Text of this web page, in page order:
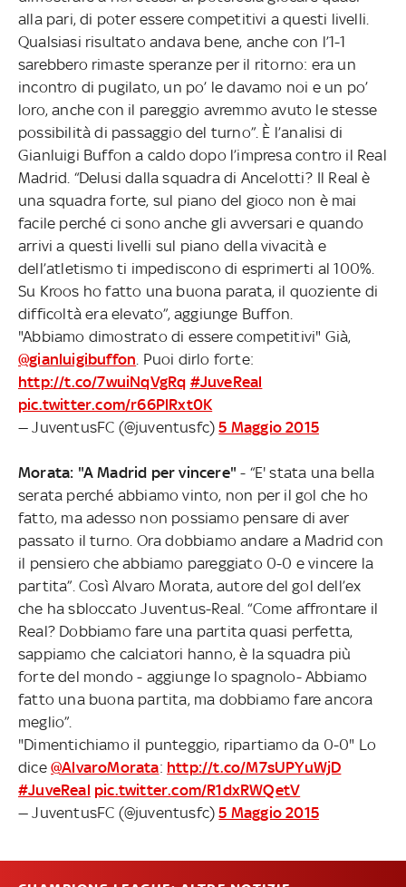
alla pari, di poter essere competitivi a questi livelli.
Qualsiasi risultato andava bene, anche con l’1-1
sarebbero rimaste speranze per il ritorno: era un
incontro di pugilato, un po’ le davamo noi e un po’
loro, anche con il pareggio avremmo avuto le stesse
possibilità di passaggio del turno”. È l’analisi di
Gianluigi Buffon a caldo dopo l’impresa contro il Real
Madrid. “Delusi dalla squadra di Ancelotti? Il Real è
una squadra forte, sul piano del gioco non è mai
facile perché ci sono anche gli avversari e quando
arrivi a questi livelli sul piano della vivacità e
dell’atletismo ti impediscono di esprimerti al 100%.
Su Kroos ho fatto una buona parata, il quoziente di
difficoltà era elevato”, aggiunge Buffon.
"Abbiamo dimostrato di essere competitivi" Già,
@gianluigibuffon . Puoi dirlo forte:
http://t.co/7wuiNqVgRq #JuveReal
pic.twitter.com/r66PlRxt0K
— JuventusFC (@juventusfc)5 Maggio 2015
Morata: "A Madrid per vincere" - “E' stata una bella
serata perché abbiamo vinto, non per il gol che ho
fatto, ma adesso non possiamo pensare di aver
passato il turno. Ora dobbiamo andare a Madrid con
il pensiero che abbiamo pareggiato 0-0 e vincere la
partita”. Così Alvaro Morata, autore del gol dell’ex
che ha sbloccato Juventus-Real. “Come affrontare il
Real? Dobbiamo fare una partita quasi perfetta,
sappiamo che calciatori hanno, è la squadra più
forte del mondo - aggiunge lo spagnolo- Abbiamo
fatto una buona partita, ma dobbiamo fare ancora
meglio”.
"Dimentichiamo il punteggio, ripartiamo da 0-0" Lo
dice @AlvaroMorata: http://t.co/M7sUPYuWjD
#JuveReal pic.twitter.com/R1dxRWQetV
— JuventusFC (@juventusfc)5 Maggio 2015